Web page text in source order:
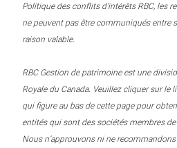
Politique des conflits d’intérêts RBC, les
ne peuvent pas être communiqués entre
raison valable.
RBC Gestion de patrimoine est une
Royale du Canada. Veuillez cliquer sur le
qui figure au bas de cette page pour
entités qui sont des sociétés membres
Nous n’approuvons ni ne